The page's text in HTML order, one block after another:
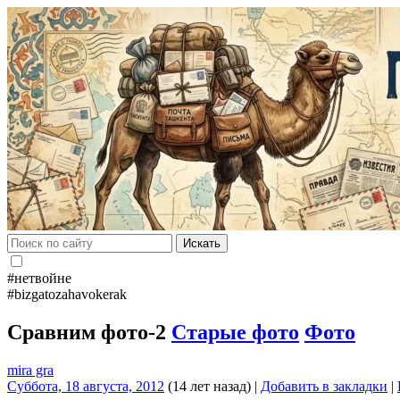
Искать
#нетвойне
#bizgatozahavokerak
Сравним фото-2 Старые фото Фото
mira gra
Суббота, 18 августа, 2012 (14 лет назад) | Добавить в закладки |